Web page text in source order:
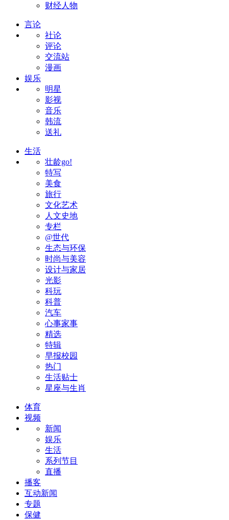
财经人物
言论
社论
评论
交流站
漫画
娱乐
明星
影视
音乐
韩流
送礼
生活
壮龄go!
特写
美食
旅行
文化艺术
人文史地
专栏
@世代
生态与环保
时尚与美容
设计与家居
光影
科玩
科普
汽车
心事家事
精选
特辑
早报校园
热门
生活贴士
星座与生肖
体育
视频
新闻
娱乐
生活
系列节目
直播
播客
互动新闻
专题
保健